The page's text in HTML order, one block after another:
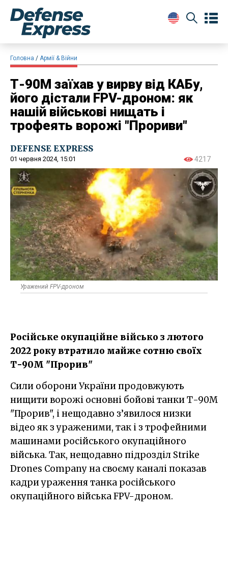
Головна Армії & Війни
Т-90М заїхав у вирву від КАБу,
його дістали FPV-дроном: як
нашій військові нищать і
трофеять ворожі "Прориви"
DEFENSE EXPRESS
01 червня 2024, 15:01 4217
Уражений FPV-дроном
Російське окупаційне військо з лютого
2022 року втратило майже сотню своїх
Т-90М "Прорив"
Сили оборони України продовжують
нищити ворожі основні бойові танки Т-90М
"Прорив", і нещодавно з’явилося низки
відео як з ураженими, так і з трофейними
машинами російського окупаційного
війська. Так, нещодавно підрозділ Strike
Drones Company на своєму каналі показав
кадри ураження танка російського
окупаційного війська FPV-дроном.